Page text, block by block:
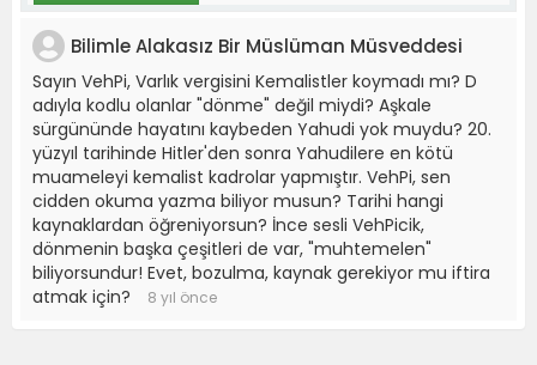
Bilimle Alakasız Bir Müslüman Müsveddesi
Sayın VehPi, Varlık vergisini Kemalistler koymadı mı? D
adıyla kodlu olanlar "dönme" değil miydi? Aşkale
sürgününde hayatını kaybeden Yahudi yok muydu? 20.
yüzyıl tarihinde Hitler'den sonra Yahudilere en kötü
muameleyi kemalist kadrolar yapmıştır. VehPi, sen
cidden okuma yazma biliyor musun? Tarihi hangi
kaynaklardan öğreniyorsun? İnce sesli VehPicik,
dönmenin başka çeşitleri de var, "muhtemelen"
biliyorsundur! Evet, bozulma, kaynak gerekiyor mu iftira
atmak için?
8 yıl önce